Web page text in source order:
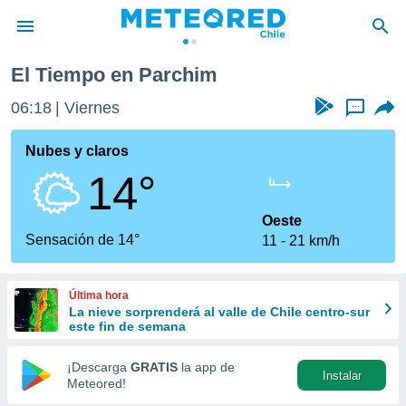
de
por
que se
calidad.
a este
las
y
forma
digital
basada
El Tiempo en Parchim
06:18 Viernes ...
Nubes y claros
14°
Sensación de 14°
Oeste
11
21 km/h
Última hora
La nieve sorprenderá al valle de Chile centro-sur
este fin de semana
¡Descarga GRATIS la app de
Meteored!
Instalar